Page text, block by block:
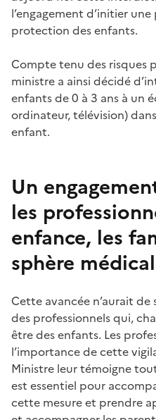
l’engagement d’initier
protection des enfants.
Compte tenu des risques
ministre a ainsi décidé
enfants de 0 à 3 ans à un
ordinateur, télévision)
enfant.
Un
les
enfance, les
sphère
Cette avancée n’aurait de
des professionnels qui,
être des enfants. Les
l’importance de cette
Ministre leur témoigne
est essentiel pour
cette mesure et prendre